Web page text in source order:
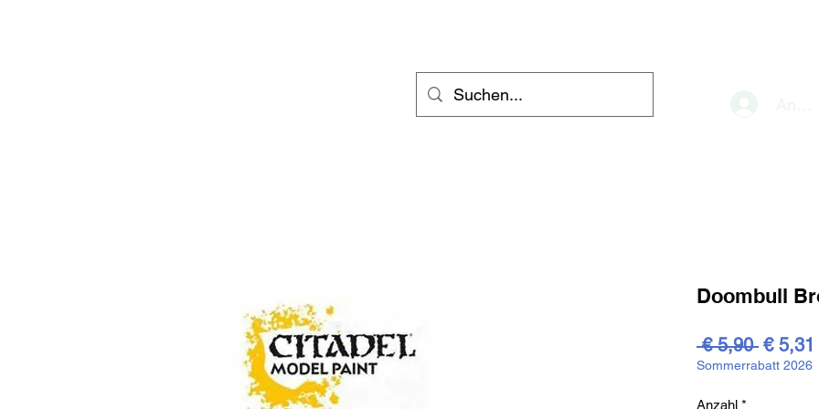
Doombull
€ 5,90 € 5,31
Sommerrabatt 2026
Anzahl *